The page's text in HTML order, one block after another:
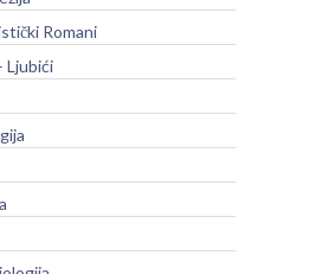
Romani
Ljubići